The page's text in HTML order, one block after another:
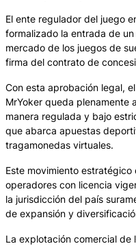
El ente regulador del juego
formalizado la entrada de
mercado de los juegos de
firma del contrato de
Con esta aprobación legal,
MrYoker queda plenamente
manera regulada y bajo
que abarca apuestas
tragamonedas virtuales.
Este movimiento
operadores con licencia
la jurisdicción del país
de expansión y
La explotación comercial